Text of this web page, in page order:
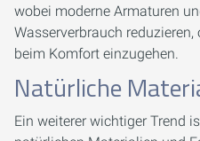
wobei moderne Armaturen
Wasserverbrauch
beim Komfort einzugehen.
Natürliche
Ein weiterer wichtiger Trend